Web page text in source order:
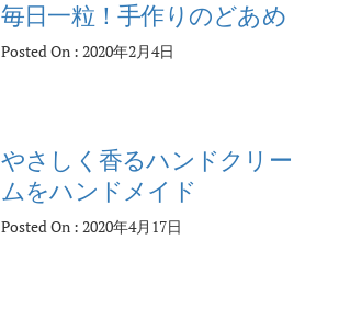
毎日一粒！手作りのどあめ
Posted On : 2020年2月4日
やさしく香るハンドクリー
ムをハンドメイド
Posted On : 2020年4月17日